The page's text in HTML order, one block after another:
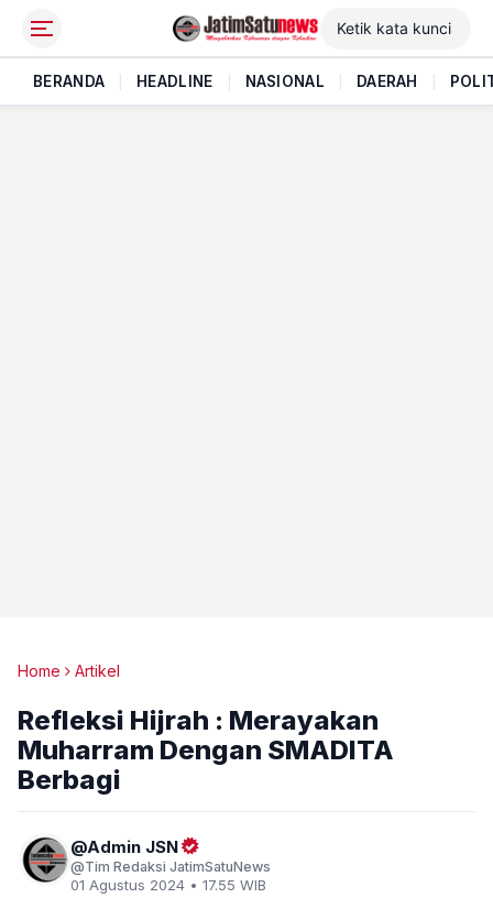
BERANDA HEADLINE NASIONAL DAERAH
Home Artikel
Refleksi Hijrah : Merayakan
Muharram Dengan SMADITA
Berbagi
Admin JSN
Tim Redaksi JatimSatuNews
01 Agustus 2024 • 17.55 WIB